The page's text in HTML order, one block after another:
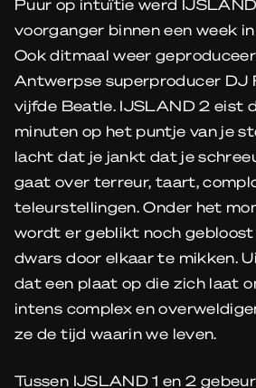
Puur op intuïtie werd
voorganger binnen een week
Ook ditmaal weer
Antwerpse superproducer DJ
vijfde Beatle. IJSLAND 2 eist
minuten op het puntje van je
lacht dat je jankt dat je
gaat over terreur, taart,
teleurstellingen. Onder het
wordt er geblikt noch gebloost
dwars door elkaar te mikken.
dat een plaat op die zich laat
intens complex en
ze de tijd waarin we leven.
Tussen IJSLAND 1 en 2